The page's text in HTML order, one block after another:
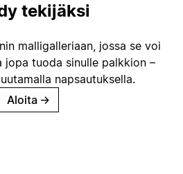
tekijäksi
malligalleriaan, jossa se voi
jopa tuoda sinulle palkkion –
napsautuksella.
Aloita →